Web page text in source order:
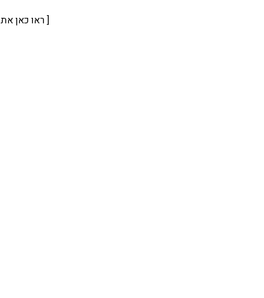
[ ראו כאן את